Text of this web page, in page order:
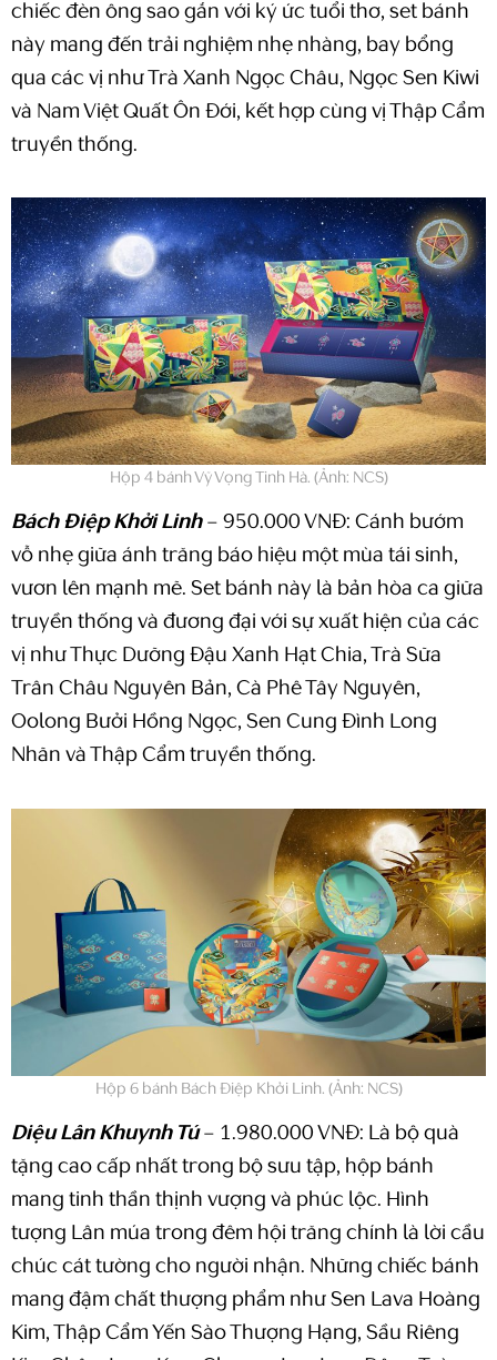
chiếc đèn ông sao gắn với ký ức tuổi thơ, set bánh
này mang đến trải nghiệm nhẹ nhàng, bay bổng
qua các vị như Trà Xanh Ngọc Châu, Ngọc Sen Kiwi
và Nam Việt Quất Ôn Đới, kết hợp cùng vị Thập Cẩm
truyền thống.
Hộp 4 bánh Vỹ Vọng Tinh Hà. (Ảnh: NCS)
Bách Điệp Khởi Linh– 950.000 VNĐ: Cánh bướm
vỗ nhẹ giữa ánh trăng báo hiệu một mùa tái sinh,
vươn lên mạnh mẽ. Set bánh này là bản hòa ca giữa
truyền thống và đương đại với sự xuất hiện của các
vị như Thực Dưỡng Đậu Xanh Hạt Chia, Trà Sữa
Trân Châu Nguyên Bản, Cà Phê Tây Nguyên,
Oolong Bưởi Hồng Ngọc, Sen Cung Đình Long
Nhãn và Thập Cẩm truyền thống.
Hộp 6 bánh Bách Điệp Khởi Linh. (Ảnh: NCS)
Diệu Lân Khuynh Tú– 1.980.000 VNĐ: Là bộ quà
tặng cao cấp nhất trong bộ sưu tập, hộp bánh
mang tinh thần thịnh vượng và phúc lộc. Hình
tượng Lân múa trong đêm hội trăng chính là lời cầu
chúc cát tường cho người nhận. Những chiếc bánh
mang đậm chất thượng phẩm như Sen Lava Hoàng
Kim, Thập Cẩm Yến Sào Thượng Hạng, Sầu Riêng